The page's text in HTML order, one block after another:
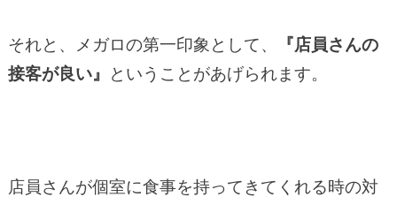
それと、メガロの第一印象として、
『店員さんの
接客が良い』 ということがあげられます。
店員さんが個室に食事を持ってきてくれる時の対